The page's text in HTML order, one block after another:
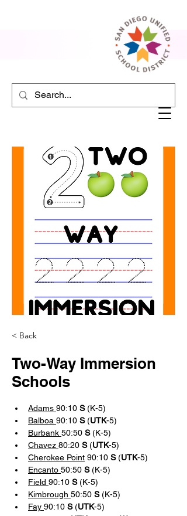
< Back
Two-Way Immersion
Schools
Adams 90:10 S (K-5)
Balboa 90:10 S (UTK-5)
Burbank 50:50 S (K-5)
Chavez 80:20 S (UTK-5)
Cherokee Point 90:10 S (UTK-5)
Encanto 50:50 S (K-5)
Field 90:10 S (K-5)
Kimbrough 50:50 S (K-5)
Fay 90:10 S (UTK-5)